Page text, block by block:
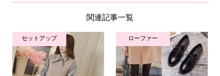
関連記事一覧
セットアップ ローファー